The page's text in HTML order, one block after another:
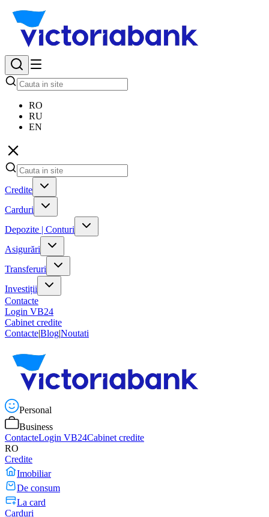
RO
RU
EN
Credite
Carduri
Depozite | Conturi
Asigurări
Transferuri
Investiții
Contacte
Login VB24
Cabinet credite
Contacte|Blog|Noutati
Personal
Business
ContacteLogin VB24Cabinet credite
RO
Credite
Imobiliar
De consum
La card
Carduri